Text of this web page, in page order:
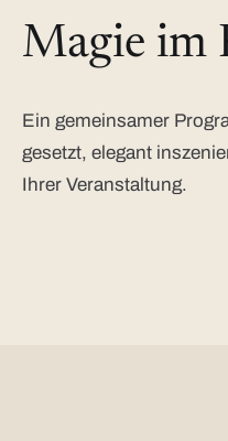
Magie im
Ein gemeinsamer
gesetzt, elegant
Ihrer Veranstaltung.